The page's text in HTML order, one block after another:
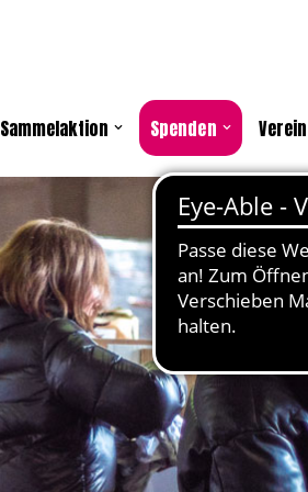
Sammelaktion Spenden Verein